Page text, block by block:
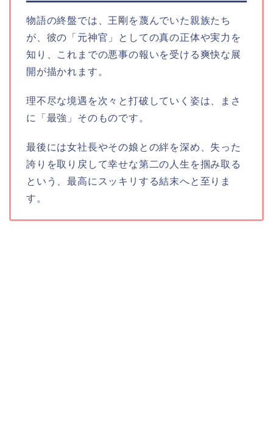
物語の終盤では、王剛を蔑んでいた親族たち
が、彼の「元神官」としての真の正体や実力を
知り、これまでの悪事の報いを受ける爽快な展
開が描かれます。
理不尽な境遇を次々と打破していく姿は、まさ
に「最強」そのものです。
最後には女社長やその娘との絆を深め、失った
誇りを取り戻して幸せな第二の人生を掴み取る
という、最高にスッキリする結末へと至りま
す。